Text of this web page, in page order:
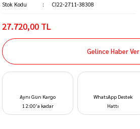
Stok Kodu CI22-2711-38308
27.720,00 TL
Gelince Haber Ver
Aynı Gün Kargo
12:00’a kadar
WhatsApp Destek
Hattı